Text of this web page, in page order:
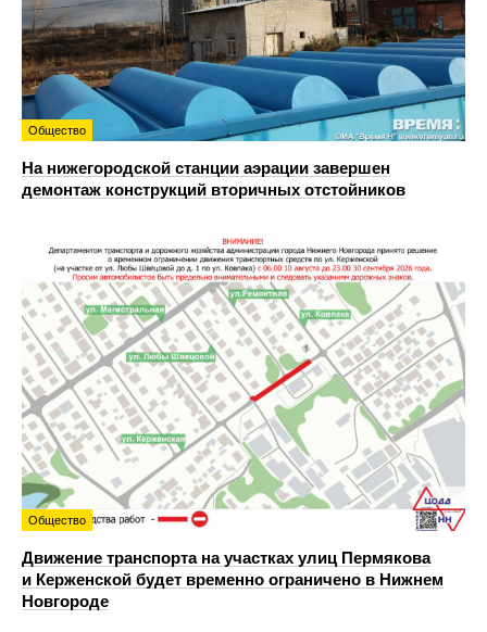
Общество
На нижегородской станции аэрации завершен
демонтаж конструкций вторичных отстойников
Общество
Движение транспорта на участках улиц Пермякова
и Керженской будет временно ограничено в Нижнем
Новгороде